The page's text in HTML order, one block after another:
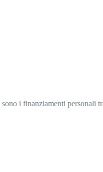
i finanziamenti personali